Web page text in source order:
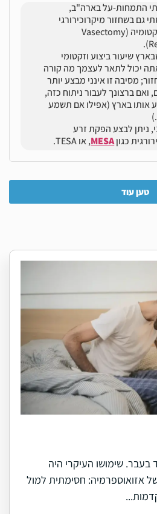
התמחות-על בארה"ב,
גם בשחזור מיקרוכירורגי
אחרי וזקטומיה (Vasectomy
שיעור ביצוע וזקטומי
יכול לתאר לעצמך מה קורה
מסיבה זו אינני מבצע יותר
ואם ברצונך לעבור ניתוח כזה,
אותו בארץ (אפילו אם תשמע
ניתן לבצע הפקת זרע
כגוןMESA, או TESA.
טען עוד
בעבר. שימושו העיקרי היה
אזואוספרמיה: חסימתית למול